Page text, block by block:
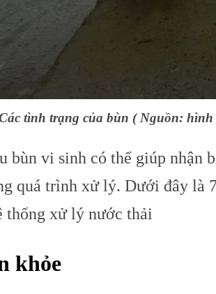
tình trạng của bùn ( Nguồn: hình
bùn vi sinh có thể giúp nhận
quá trình xử lý. Dưới đây là
thống xử lý nước thải
khỏe